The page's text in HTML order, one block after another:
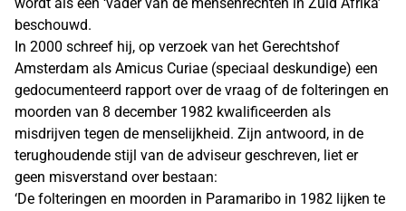
beschouwd.
In 2000 schreef hij, op verzoek van het Gerechtshof
Amsterdam als Amicus Curiae (speciaal deskundige) een
gedocumenteerd rapport over de vraag of de folteringen en
moorden van 8 december 1982 kwalificeerden als
misdrijven tegen de menselijkheid. Zijn antwoord, in de
terughoudende stijl van de adviseur geschreven, liet er
geen misverstand over bestaan:
‘De folteringen en moorden in Paramaribo in 1982 lijken te